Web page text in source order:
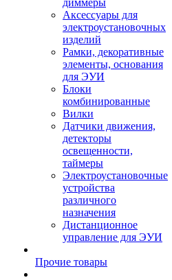
диммеры
Аксессуары для
электроустановочных
изделий
Рамки, декоративные
элементы, основания
для ЭУИ
Блоки
комбинированные
Вилки
Датчики движения,
детекторы
освещенности,
таймеры
Электроустановочные
устройства
различного
назначения
Дистанционное
управление для ЭУИ
Прочие товары